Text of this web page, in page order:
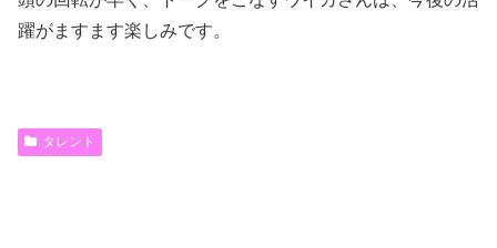
躍がますます楽しみです。
タレント